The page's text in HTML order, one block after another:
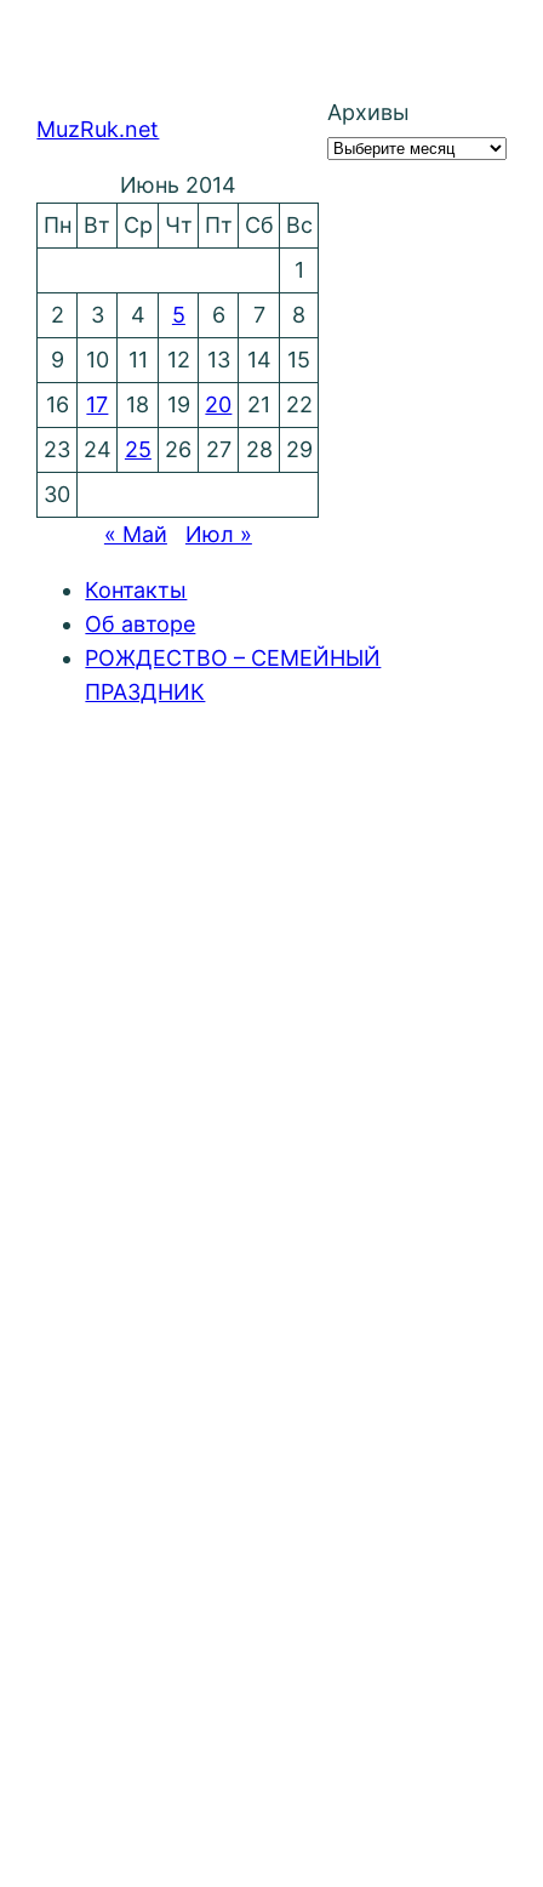
MuzRuk.net
Архивы
Июнь 2014
Пн Вт Ср Чт Пт Сб Вс
1
2
3 4 5 6 7
8
9
10 11 12 13 14
15
16
17 18 19 20 21
22
23 24 25 26 27 28
29
30
« Май
Июл »
Контакты
Об авторе
РОЖДЕСТВО – СЕМЕЙНЫЙ
ПРАЗДНИК